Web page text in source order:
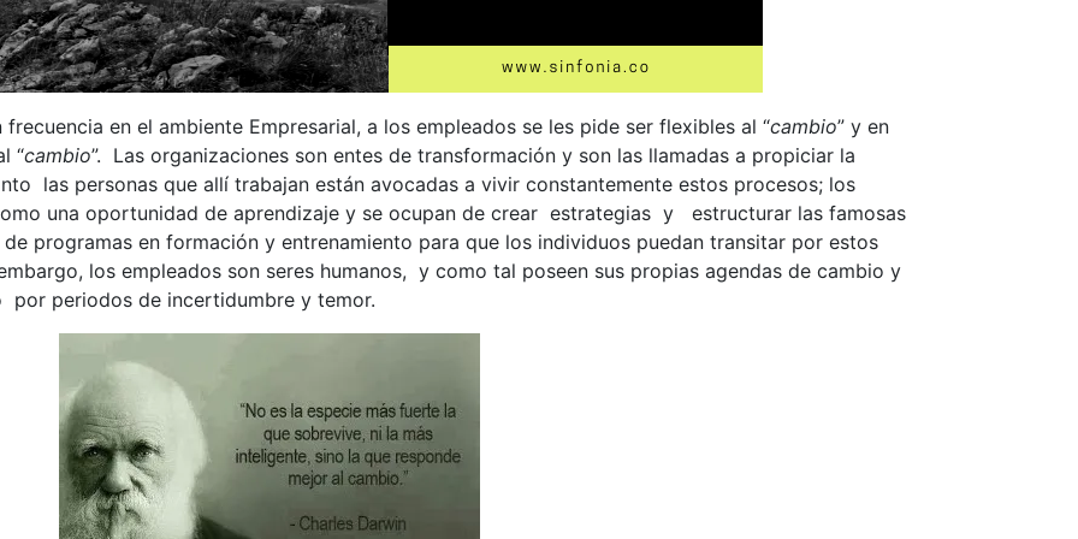
en el ambiente Empresarial, a los empleados se les pide ser flexibles al “cambio” y en
“cambio”. Las organizaciones son entes de transformación y son las llamadas a propiciar la
las personas que allí trabajan están avocadas a vivir constantemente estos procesos; los
una oportunidad de aprendizaje y se ocupan de crear estrategias y estructurar las famosas
programas en formación y entrenamiento para que los individuos puedan transitar por estos
los empleados son seres humanos, y como tal poseen sus propias agendas de cambio y
por periodos de incertidumbre y temor.